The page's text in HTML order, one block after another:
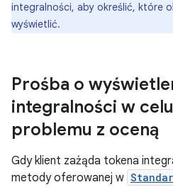
integralności, aby określić, które
wyświetlić.
Prośba o
integralności w
problemu z oceną
Gdy klient zażąda tokena
metody oferowanej w